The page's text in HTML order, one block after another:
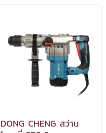
DONG CHENG สว่าน